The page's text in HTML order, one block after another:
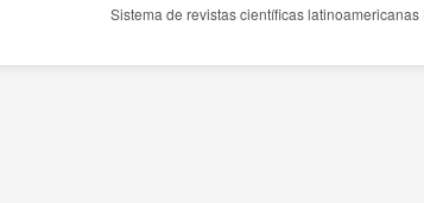
Sistema de revistas científicas